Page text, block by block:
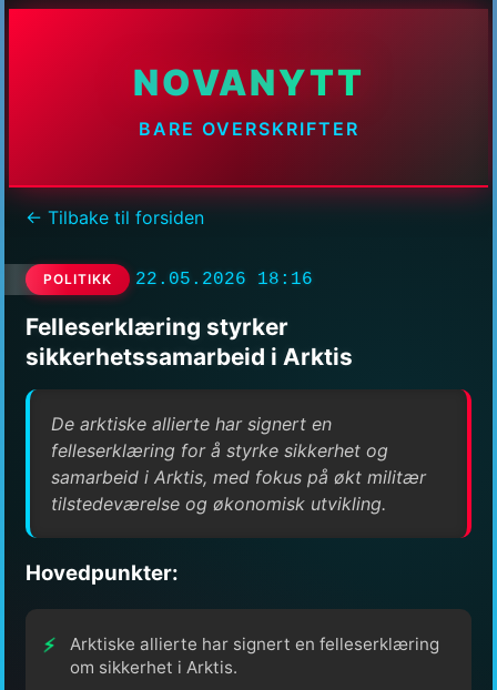
NOVANYTT
BARE OVERSKRIFTER
← Tilbake til forsiden
POLITIKK 22.05.2026 18:16
Felleserklæring styrker
sikkerhetssamarbeid i Arktis
De arktiske allierte har signert en
felleserklæring for å styrke sikkerhet og
samarbeid i Arktis, med fokus på økt militær
tilstedeværelse og økonomisk utvikling.
Hovedpunkter:
Arktiske allierte har signert en felleserklæring
om sikkerhet i Arktis.